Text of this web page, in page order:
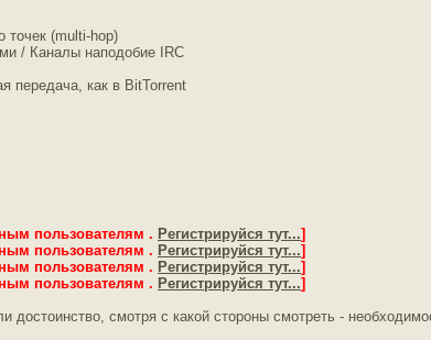
точек (multi-hop)
/ Каналы наподобие IRC
передача, как в BitTorrent
пользователям . Регистрируйся тут...]
пользователям . Регистрируйся тут...]
пользователям . Регистрируйся тут...]
пользователям . Регистрируйся тут...]
достоинство, смотря с какой стороны смотреть -